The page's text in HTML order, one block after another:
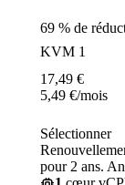
69 % de
KVM 1
17,49 €
5,49 €/mois
Sélectionner
pour 2 ans.